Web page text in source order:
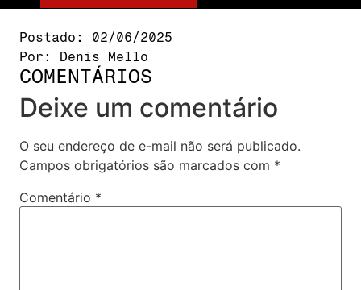
Postado:
02/06/2025
Por:
Denis Mello
COMENTÁRIOS
Deixe um comentário
O seu endereço de e-mail não será publicado.
Campos obrigatórios são marcados com *
Comentário *